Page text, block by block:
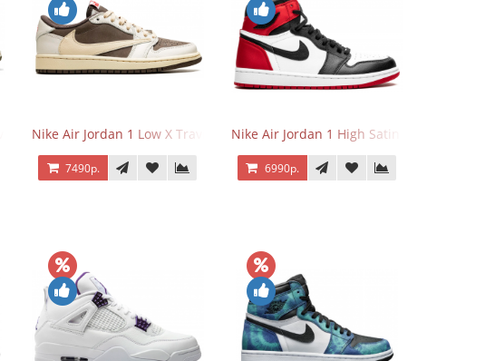
Scott Olive
Nike Air Jordan 1 Low X Travis Scott Reverse Mocha
7490р.
Nike Air Jordan 1 High Satin Black Toe
6990р.